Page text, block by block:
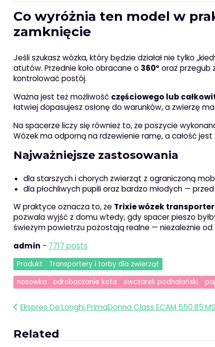
Co wyróżnia ten model w
zamknięcie
Jeśli szukasz wózka, który będzie działał nie tylko
atutów. Przednie koło obracane o 360° oraz przegub
kontrolować postój.
Ważna jest też możliwość częściowego lub
łatwiej dopasujesz osłonę do warunków, a zwierzę
Na spacerze liczy się również to, że poszycie
Wózek ma odporną na rdzewienie ramę, a całość
Najważniejsze zastosowania
dla starszych i chorych zwierząt z ograniczoną
dla płochliwych pupili oraz bardzo młodych —
W praktyce oznacza to, że Trixie wózek transporter
pozwala wyjść z domu wtedy, gdy spacer pieszo
świeżym powietrzu pozostają realne — niezależnie
admin - 7717 posts
Produkt
Transportery i torby dla zwierząt
nosowka
odrobaczanie kota owczarek podhalański
Nawigacja
Ekspres De’Longhi PrimaDonna Class ECAM 550.85.MS
Related